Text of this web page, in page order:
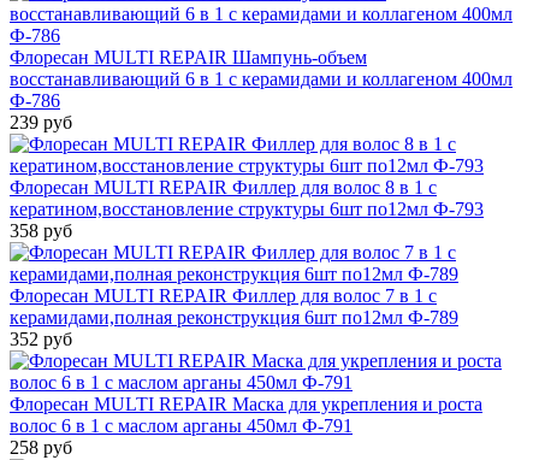
Флоресан MULTI REPAIR Шампунь-объем
восстанавливающий 6 в 1 с керамидами и коллагеном 400мл
Ф-786
239 руб
Флоресан MULTI REPAIR Филлер для волос 8 в 1 с
кератином,восстановление структуры 6шт по12мл Ф-793
358 руб
Флоресан MULTI REPAIR Филлер для волос 7 в 1 с
керамидами,полная реконструкция 6шт по12мл Ф-789
352 руб
Флоресан MULTI REPAIR Маска для укрепления и роста
волос 6 в 1 с маслом арганы 450мл Ф-791
258 руб